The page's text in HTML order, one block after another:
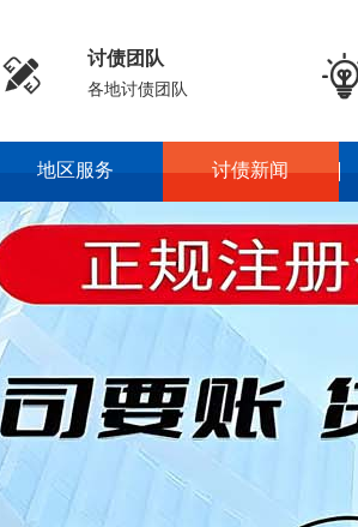
 讨债团队
各地讨债团队
地区服务 讨债新闻